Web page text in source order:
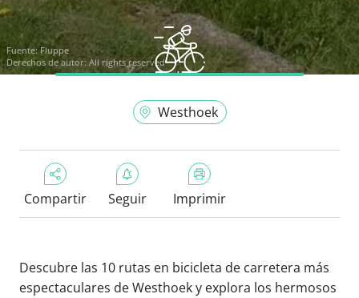
Fuente:Fluppe
Derechos de autor: All rights reserved
Westhoek
Compartir Seguir Imprimir
Descubre las 10 rutas en bicicleta de carretera más
espectaculares de Westhoek y explora los hermosos